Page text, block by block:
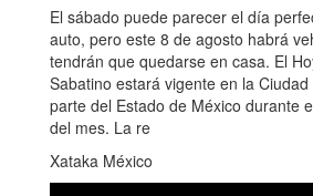
El sábado puede parecer el día
auto, pero este 8 de agosto habrá
tendrán que quedarse en casa. El
Sabatino estará vigente en la
parte del Estado de México durante
del mes. La re
Xataka México